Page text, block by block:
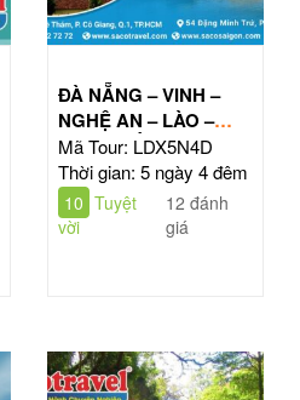
ĐÀ NẴNG – VINH –
NGHỆ AN – LÀO –
ĐÔNG BẮC THÁI LAN
| TOUR 5N4Đ
Mã Tour: LDX5N4D
Thời gian: 5 ngày 4 đêm
10 Tuyệt
vời
12 đánh
giá